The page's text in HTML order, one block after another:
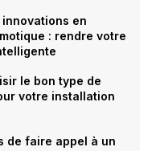
en
: rendre votre
le bon type de
votre installation
de faire appel à un